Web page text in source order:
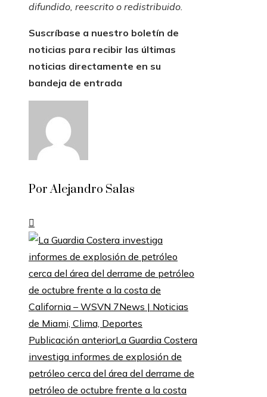
difundido, reescrito o redistribuido.
Suscríbase a nuestro boletín de
noticias para recibir las últimas
noticias directamente en su
bandeja de entrada
Por Alejandro Salas
Publicación anteriorLa Guardia Costera
investiga informes de explosión de
petróleo cerca del área del derrame de
petróleo de octubre frente a la costa